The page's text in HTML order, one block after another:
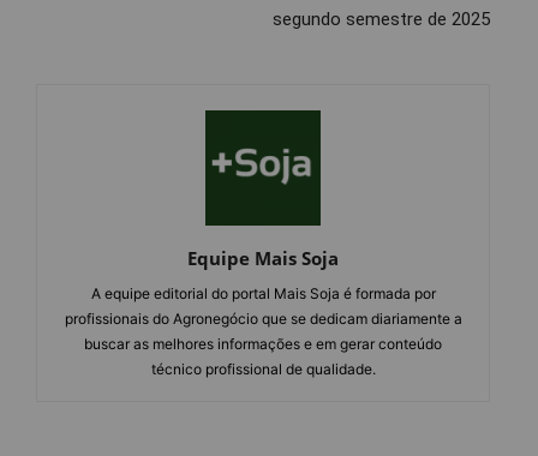
segundo semestre de 2025
Equipe Mais Soja
A equipe editorial do portal Mais Soja é formada por
profissionais do Agronegócio que se dedicam diariamente a
buscar as melhores informações e em gerar conteúdo
técnico profissional de qualidade.